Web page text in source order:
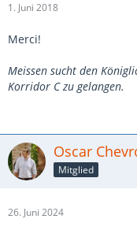
1. Juni 2018
Merci!
Meissen sucht den
Korridor C zu gelangen.
Oscar
Mitglied
26. Juni 2024